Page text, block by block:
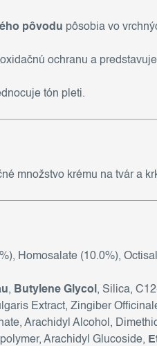
pôvodu pôsobia vo
ochranu a
tón pleti.
množstvo krému na tvár a
Homosalate (10.0%),
, Butylene Glycol , Silica,
Extract, Zingiber
Arachidyl Alcohol,
Arachidyl Glucoside,